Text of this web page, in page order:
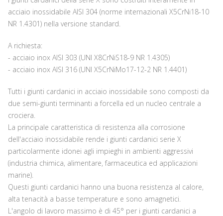
acciaio inossidabile AISI 304 (norme internazionali X5CrNi18-10
NR 1.4301) nella versione standard.
A richiesta:
- acciaio inox AISI 303 (UNI X8CrNiS18-9 NR 1.4305)
- acciaio inox AISI 316 (UNI X5CrNiMo17-12-2 NR 1.4401)
Tutti i giunti cardanici in acciaio inossidabile sono composti da
due semi-giunti terminanti a forcella ed un nucleo centrale a
crociera.
La principale caratteristica di resistenza alla corrosione
dell'acciaio inossidabile rende i giunti cardanici serie X
particolarmente idonei agli impieghi in ambienti aggressivi
(industria chimica, alimentare, farmaceutica ed applicazioni
marine).
Questi giunti cardanici hanno una buona resistenza al calore,
alta tenacità a basse temperature e sono amagnetici.
L'angolo di lavoro massimo è di 45° per i giunti cardanici a